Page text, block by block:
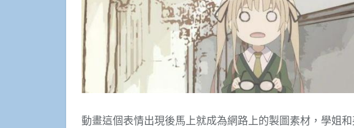
動畫這個表情出現後馬上就成為網路上的製圖素材，學姐